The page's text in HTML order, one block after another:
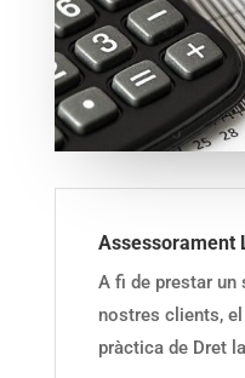
Assessorament
A fi de prestar un
nostres clients,
pràctica de Dret